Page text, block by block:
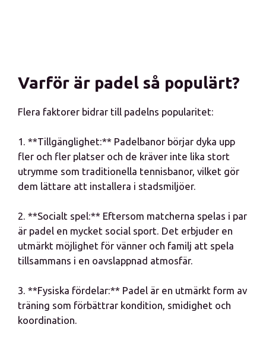
Varför är padel så populärt?
Flera faktorer bidrar till padelns popularitet:
1. **Tillgänglighet:** Padelbanor börjar dyka upp
fler och fler platser och de kräver inte lika stort
utrymme som traditionella tennisbanor, vilket gör
dem lättare att installera i stadsmiljöer.
2. **Socialt spel:** Eftersom matcherna spelas i par
är padel en mycket social sport. Det erbjuder en
utmärkt möjlighet för vänner och familj att spela
tillsammans i en oavslappnad atmosfär.
3. **Fysiska fördelar:** Padel är en utmärkt form av
träning som förbättrar kondition, smidighet och
koordination.